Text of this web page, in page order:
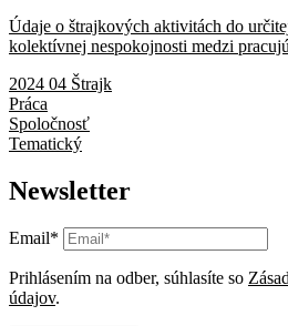
Údaje o štrajkových aktivitách do
kolektívnej nespokojnosti medzi
2024 04 Štrajk
Práca
Spoločnosť
Tematický
Newsletter
Email*
Prihlásením na odber, súhlasíte so
údajov.